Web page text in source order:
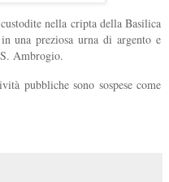
nella cripta della Basilica
una preziosa urna di argento e
Ambrogio.
pubbliche sono sospese come